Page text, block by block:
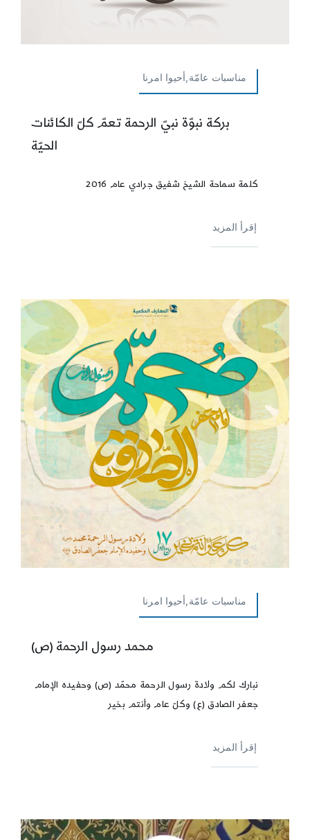
مناسبات عامّة,أحيوا امرنا
بركة نبوّة نبيّ الرحمة تعمّ كلّ الكائنات
الحيّة
كلمة سماحة الشيخ شفيق جرادي عام 2016
إقرأ المزيد
مناسبات عامّة,أحيوا امرنا
محمد رسول الرحمة (ص)
نبارك لكم ولادة رسول الرحمة محمّد (ص) وحفيده الإمام
جعفر الصادق (ع) وكلّ عام وأنتم بخير
إقرأ المزيد